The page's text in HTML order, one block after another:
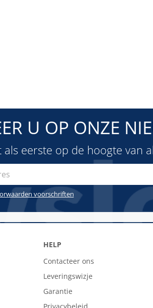
U OP ONZE
als eerste op de hoogte van
voorschriften
HELP
Contacteer ons
Leveringswizje
Garantie
Privacybeleid